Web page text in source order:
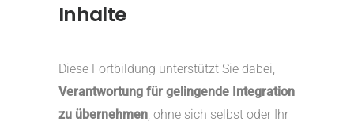
Inhalte
Diese Fortbildung unterstützt Sie dabei,
Verantwortung für gelingende Integration
zu übernehmen, ohne sich selbst oder Ihr